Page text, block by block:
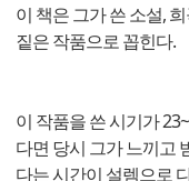
이 책은 그가 쓴 소설,
짙은 작품으로 꼽힌다.
이 작품을 쓴 시기가
다면 당시 그가 느끼고
다는 시간이 설렘으로